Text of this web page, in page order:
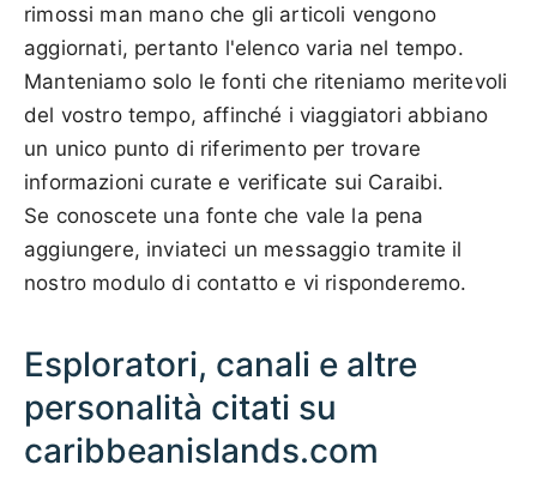
rimossi man mano che gli articoli vengono
aggiornati, pertanto l'elenco varia nel tempo.
Manteniamo solo le fonti che riteniamo meritevoli
del vostro tempo, affinché i viaggiatori abbiano
un unico punto di riferimento per trovare
informazioni curate e verificate sui Caraibi.
Se conoscete una fonte che vale la pena
aggiungere, inviateci un messaggio tramite il
nostro modulo di contatto e vi risponderemo.
Esploratori, canali e altre
personalità citati su
caribbeanislands.com